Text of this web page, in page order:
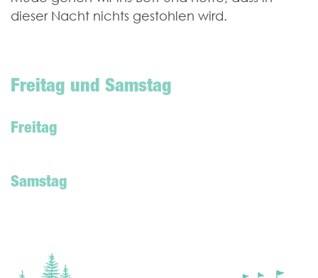
dieser Nacht nichts gestohlen wird.
Freitag und Samstag
Freitag
Samstag